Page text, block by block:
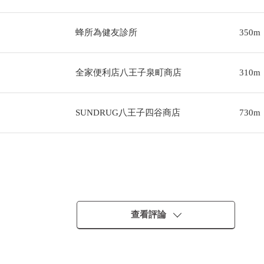
蜂所為健友診所 350m
全家便利店八王子泉町商店 310m
SUNDRUG八王子四谷商店 730m
查看評論